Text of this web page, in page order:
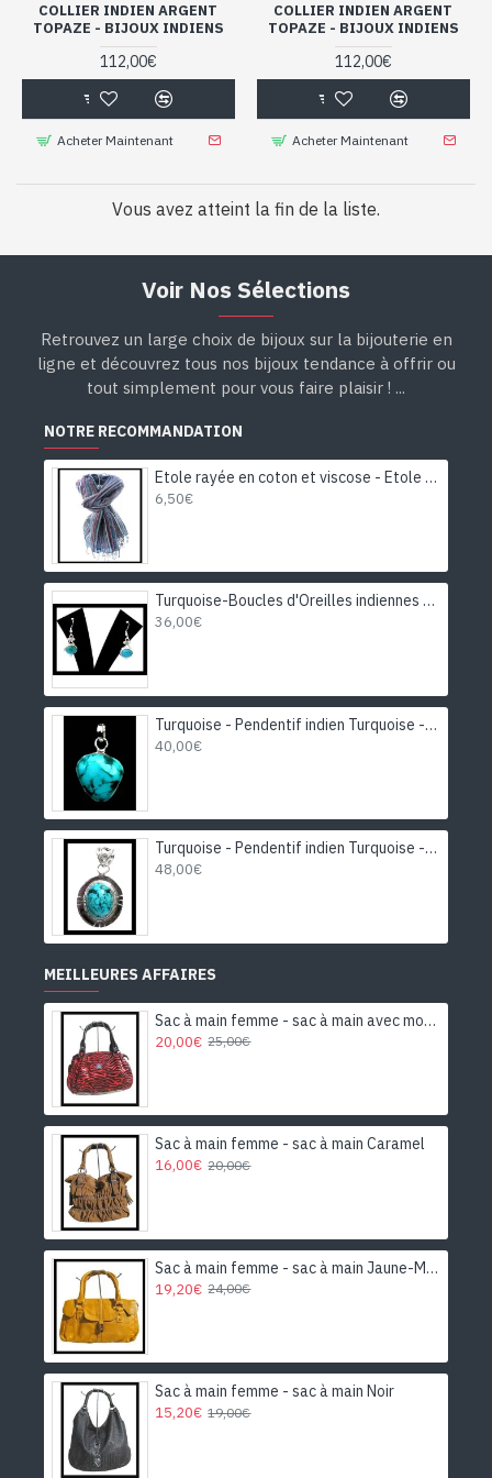
COLLIER INDIEN ARGENT
TOPAZE - BIJOUX INDIENS
112,00€
Acheter Maintenant
COLLIER INDIEN ARGENT
TOPAZE - BIJOUX INDIENS
112,00€
Acheter Maintenant
Vous avez atteint la fin de la liste.
Voir Nos Sélections
Retrouvez un large choix de bijoux sur la bijouterie en
ligne et découvrez tous nos bijoux tendance à offrir ou
tout simplement pour vous faire plaisir ! ...
NOTRE RECOMMANDATION
Etole rayée en coton et viscose - Etole indienne
6,50€
Turquoise-Boucles d'Oreilles indiennes Turquoise-Bijoux Inde
36,00€
Turquoise - Pendentif indien Turquoise - Bijoux Inde
40,00€
Turquoise - Pendentif indien Turquoise - Bijoux Inde
48,00€
MEILLEURES AFFAIRES
Sac à main femme - sac à main avec motifs
20,00€ 25,00€
Sac à main femme - sac à main Caramel
16,00€ 20,00€
Sac à main femme - sac à main Jaune-Moutarde
19,20€ 24,00€
Sac à main femme - sac à main Noir
15,20€ 19,00€